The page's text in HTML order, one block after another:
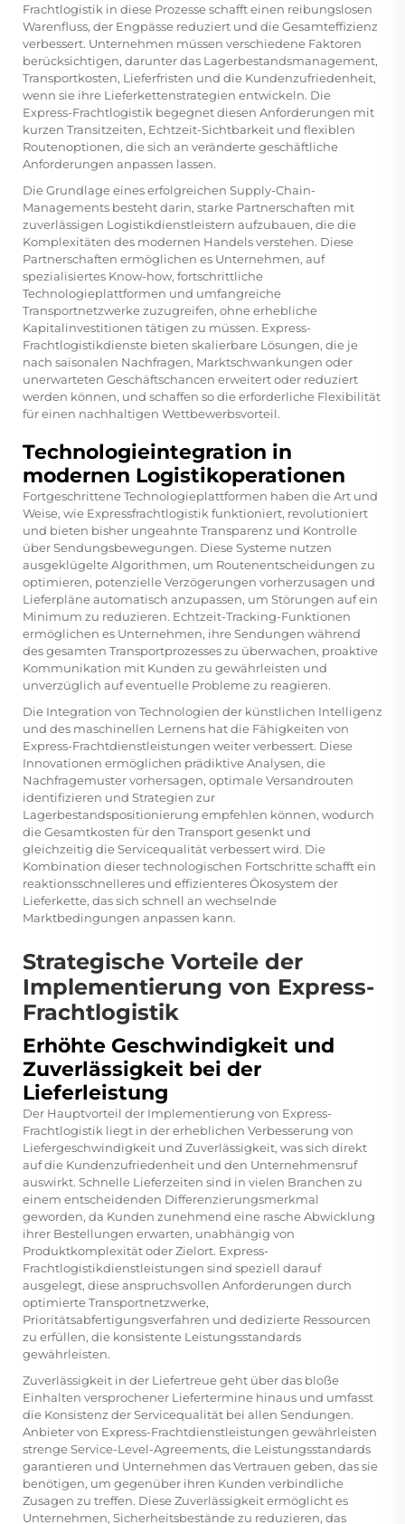
Frachtlogistik in diese Prozesse schafft einen reibungslosen
Warenfluss, der Engpässe reduziert und die Gesamteffizienz
verbessert. Unternehmen müssen verschiedene Faktoren
berücksichtigen, darunter das Lagerbestandsmanagement,
Transportkosten, Lieferfristen und die Kundenzufriedenheit,
wenn sie ihre Lieferkettenstrategien entwickeln. Die
Express-Frachtlogistik begegnet diesen Anforderungen mit
kurzen Transitzeiten, Echtzeit-Sichtbarkeit und flexiblen
Routenoptionen, die sich an veränderte geschäftliche
Anforderungen anpassen lassen.
Die Grundlage eines erfolgreichen Supply-Chain-
Managements besteht darin, starke Partnerschaften mit
zuverlässigen Logistikdienstleistern aufzubauen, die die
Komplexitäten des modernen Handels verstehen. Diese
Partnerschaften ermöglichen es Unternehmen, auf
spezialisiertes Know-how, fortschrittliche
Technologieplattformen und umfangreiche
Transportnetzwerke zuzugreifen, ohne erhebliche
Kapitalinvestitionen tätigen zu müssen. Express-
Frachtlogistikdienste bieten skalierbare Lösungen, die je
nach saisonalen Nachfragen, Marktschwankungen oder
unerwarteten Geschäftschancen erweitert oder reduziert
werden können, und schaffen so die erforderliche Flexibilität
für einen nachhaltigen Wettbewerbsvorteil.
Technologieintegration in
modernen Logistikoperationen
Fortgeschrittene Technologieplattformen haben die Art und
Weise, wie Expressfrachtlogistik funktioniert, revolutioniert
und bieten bisher ungeahnte Transparenz und Kontrolle
über Sendungsbewegungen. Diese Systeme nutzen
ausgeklügelte Algorithmen, um Routenentscheidungen zu
optimieren, potenzielle Verzögerungen vorherzusagen und
Lieferpläne automatisch anzupassen, um Störungen auf ein
Minimum zu reduzieren. Echtzeit-Tracking-Funktionen
ermöglichen es Unternehmen, ihre Sendungen während
des gesamten Transportprozesses zu überwachen, proaktive
Kommunikation mit Kunden zu gewährleisten und
unverzüglich auf eventuelle Probleme zu reagieren.
Die Integration von Technologien der künstlichen Intelligenz
und des maschinellen Lernens hat die Fähigkeiten von
Express-Frachtdienstleistungen weiter verbessert. Diese
Innovationen ermöglichen prädiktive Analysen, die
Nachfragemuster vorhersagen, optimale Versandrouten
identifizieren und Strategien zur
Lagerbestandspositionierung empfehlen können, wodurch
die Gesamtkosten für den Transport gesenkt und
gleichzeitig die Servicequalität verbessert wird. Die
Kombination dieser technologischen Fortschritte schafft ein
reaktionsschnelleres und effizienteres Ökosystem der
Lieferkette, das sich schnell an wechselnde
Marktbedingungen anpassen kann.
Strategische Vorteile der
Implementierung von Express-
Frachtlogistik
Erhöhte Geschwindigkeit und
Zuverlässigkeit bei der
Lieferleistung
Der Hauptvorteil der Implementierung von Express-
Frachtlogistik liegt in der erheblichen Verbesserung von
Liefergeschwindigkeit und Zuverlässigkeit, was sich direkt
auf die Kundenzufriedenheit und den Unternehmensruf
auswirkt. Schnelle Lieferzeiten sind in vielen Branchen zu
einem entscheidenden Differenzierungsmerkmal
geworden, da Kunden zunehmend eine rasche Abwicklung
ihrer Bestellungen erwarten, unabhängig von
Produktkomplexität oder Zielort. Express-
Frachtlogistikdienstleistungen sind speziell darauf
ausgelegt, diese anspruchsvollen Anforderungen durch
optimierte Transportnetzwerke,
Prioritätsabfertigungsverfahren und dedizierte Ressourcen
zu erfüllen, die konsistente Leistungsstandards
gewährleisten.
Zuverlässigkeit in der Liefertreue geht über das bloße
Einhalten versprochener Liefertermine hinaus und umfasst
die Konsistenz der Servicequalität bei allen Sendungen.
Anbieter von Express-Frachtdienstleistungen gewährleisten
strenge Service-Level-Agreements, die Leistungsstandards
garantieren und Unternehmen das Vertrauen geben, das sie
benötigen, um gegenüber ihren Kunden verbindliche
Zusagen zu treffen. Diese Zuverlässigkeit ermöglicht es
Unternehmen, Sicherheitsbestände zu reduzieren, das